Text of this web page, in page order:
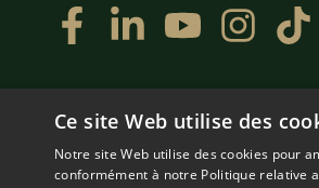
Ce site Web utilise des
Notre site Web utilise des cookies pour
conformément à notre Politique relative